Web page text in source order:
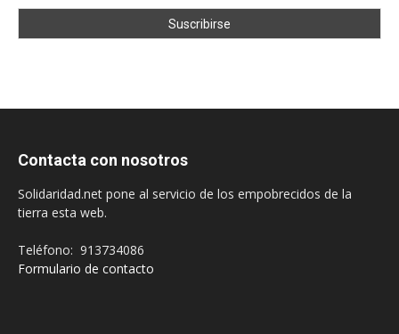
Contacta con nosotros
Solidaridad.net pone al servicio de los empobrecidos de la
tierra esta web.
Teléfono: 913734086
Formulario de contacto